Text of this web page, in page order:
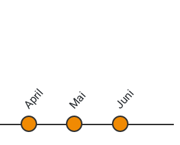
April Mai Juni